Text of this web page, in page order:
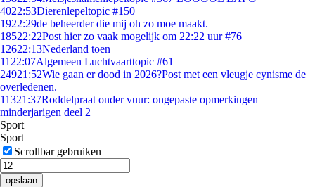
4022:53Dierenlepeltopic #150
1922:29de beheerder die mij oh zo moe maakt.
18522:22Post hier zo vaak mogelijk om 22:22 uur #76
12622:13Nederland toen
11 22:07Algemeen Luchtvaarttopic #61
24921:52Wie gaan er dood in 2026?Post met een vleugje cynisme de
overledenen.
11321:37Roddelpraat onder vuur: ongepaste opmerkingen
minderjarigen deel 2
Sport
Sport
Scrollbar gebruiken
opslaan